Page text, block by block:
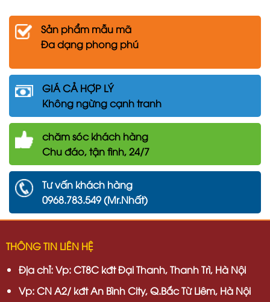
Sản phẩm mẫu mã
Đa dạng phong phú
GIÁ CẢ HỢP LÝ
Không ngừng cạnh tranh
chămsóc khách hàng
Chu đáo, tận tình, 24/7
Tư vấn khách hàng
0968.783.549 (Mr.Nhất)
THÔNG TIN LIÊN HỆ
Địa chỉ: Vp: CT8C kđt Đại Thanh, Thanh Trì, Hà Nội
Vp: CN A2/ kđt An Bình City, Q.Bắc Từ Liêm, Hà Nội